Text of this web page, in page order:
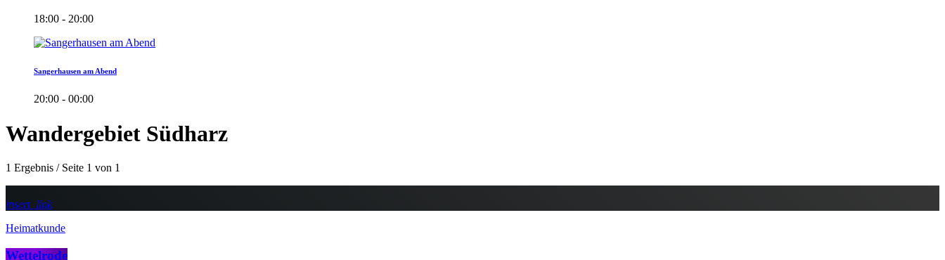
18:00 - 20:00
Sangerhausen am Abend
20:00 - 00:00
Wandergebiet Südharz
1 Ergebnis / Seite 1 von 1
insert_link
Heimatkunde
Wettelrode